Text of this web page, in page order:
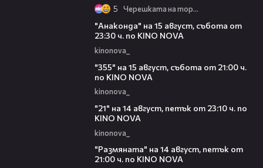
5 Черешката на тортата
"Анаконда" на 15 август, събота от
23:30 ч. по KINO NOVA
kinonova_
"355" на 15 август, събота от 21:00 ч.
по KINO NOVA
kinonova_
"21" на 14 август, петък от 23:10 ч. по
KINO NOVA
kinonova_
"Размянaта" на 14 август, петък от
21:00 ч. по KINO NOVA